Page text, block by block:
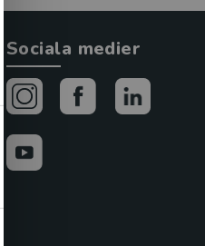
Sociala medier